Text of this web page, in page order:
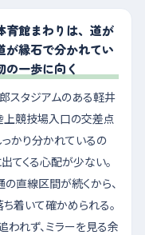
育館まわりは、道が
が縁石で分かれてい
の一歩に向く
スタジアムのある軽井
上競技場入口の交差点
かり分かれているの
てくる心配が少ない。
の直線区間が続くから、
着いて確かめられる。
われず、ミラーを見る余